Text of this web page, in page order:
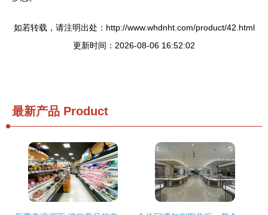
如若转载，请注明出处：http://www.whdnht.com/product/42.html
更新时间：2026-08-06 16:52:02
最新产品 Product